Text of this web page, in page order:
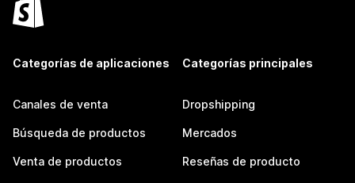
Categorías de aplicaciones
Canales de venta
Búsqueda de productos
Venta de productos
Categorías principales
Dropshipping
Mercados
Reseñas de producto